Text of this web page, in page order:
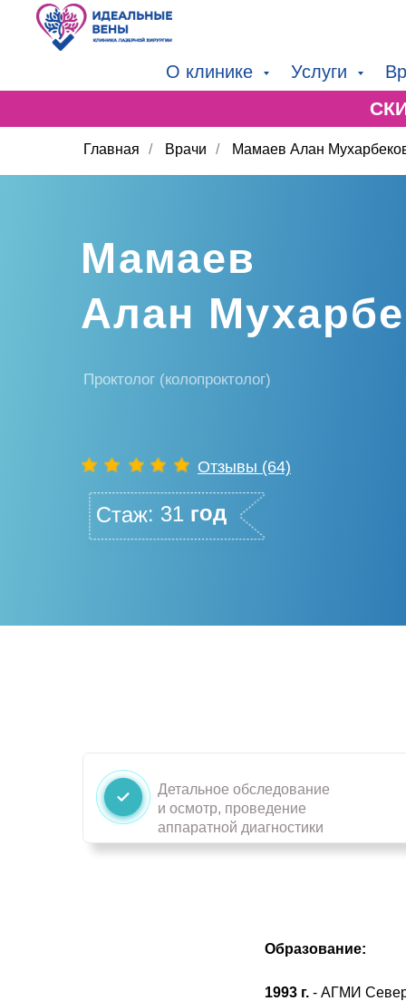
О клинике Услуги
Главная / Врачи / Мамаев Алан
Мамаев
Алан
Проктолог (колопроктолог)
Отзывы (64)
Стаж: 31год
Детальное обследование
и осмотр, проведение
аппаратной диагностики
Образование:
1993 г. - АГМИ